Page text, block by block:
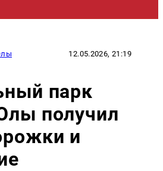
12.05.2026, 21:19
парк
получил
и